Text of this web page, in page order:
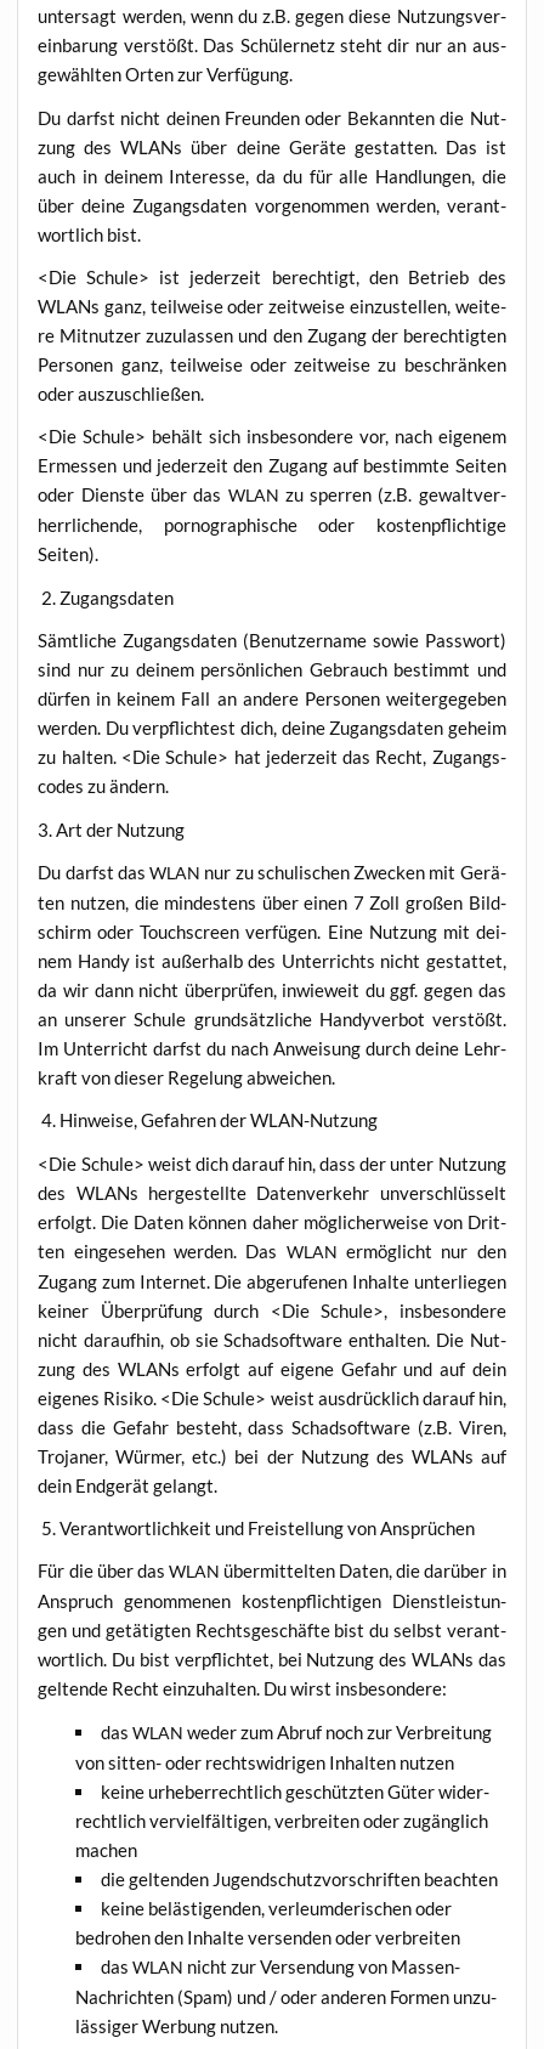
unter­sagt wer­den, wenn du z.B. gegen die­se Nut­zungs­ver­
ein­ba­rung ver­stößt. Das Schü­ler­netz steht dir nur an aus­
ge­wähl­ten Orten zur Verfügung.
Du darfst nicht dei­nen Freun­den oder Bekann­ten die Nut­
zung des WLANs über dei­ne Gerä­te gestat­ten. Das ist
auch in dei­nem Inter­es­se, da du für alle Hand­lun­gen, die
über dei­ne Zugangs­da­ten vor­ge­nom­men wer­den, ver­ant­
wort­lich bist.
<Die Schu­le> ist jeder­zeit berech­tigt, den Betrieb des
WLANs ganz, teil­wei­se oder zeit­wei­se ein­zu­stel­len, wei­te­
re Mit­nut­zer zuzu­las­sen und den Zugang der berech­tig­ten
Per­so­nen ganz, teil­wei­se oder zeit­wei­se zu beschrän­ken
oder auszuschließen.
<Die Schu­le> behält sich ins­be­son­de­re vor, nach eige­nem
Ermes­sen und jeder­zeit den Zugang auf bestimm­te Sei­ten
oder Diens­te über das WLAN zu sper­ren (z.B. gewalt­ver­
herr­li­chen­de, por­no­gra­phi­sche oder kos­ten­pflich­ti­ge
Seiten).
2. Zugangs­da­ten
Sämt­li­che Zugangs­da­ten (Benut­zer­na­me sowie Pass­wort)
sind nur zu dei­nem per­sön­li­chen Gebrauch bestimmt und
dür­fen in kei­nem Fall an ande­re Per­so­nen wei­ter­ge­ge­ben
wer­den. Du ver­pflich­test dich, dei­ne Zugangs­da­ten geheim
zu hal­ten. <Die Schu­le> hat jeder­zeit das Recht, Zugangs­
codes zu ändern.
3. Art der Nutzung
Du darfst dasWLAN nur zu schu­li­schen Zwe­cken mit Gerä­
ten nut­zen, die min­des­tens über einen 7 Zoll gro­ßen Bild­
schirm oder Touch­screen ver­fü­gen. Eine Nut­zung mit dei­
nem Han­dy ist außer­halb des Unter­richts nicht gestat­tet,
da wir dann nicht über­prü­fen, inwie­weit du ggf. gegen das
an unse­rer Schu­le grund­sätz­li­che Han­dy­ver­bot ver­stößt.
Im Unter­richt darfst du nach Anwei­sung durch dei­ne Lehr­
kraft von die­ser Rege­lung abweichen.
4. Hin­wei­se, Gefah­ren der WLAN-Nutzung
<Die Schu­le> weist dich dar­auf hin, dass der unter Nut­zung
des WLANs her­ge­stell­te Daten­ver­kehr unver­schlüs­selt
erfolgt. Die Daten kön­nen daher mög­li­cher­wei­se von Drit­
ten ein­ge­se­hen wer­den. Das WLAN ermög­licht nur den
Zugang zum Inter­net. Die abge­ru­fe­nen Inhal­te unter­lie­gen
kei­ner Über­prü­fung durch <Die Schu­le>, ins­be­son­de­re
nicht dar­auf­hin, ob sie Schad­soft­ware ent­hal­ten. Die Nut­
zung des WLANs erfolgt auf eige­ne Gefahr und auf dein
eige­nes Risi­ko. <Die Schu­le> weist aus­drück­lich dar­auf hin,
dass die Gefahr besteht, dass Schad­soft­ware (z.B. Viren,
Tro­ja­ner, Wür­mer, etc.) bei der Nut­zung des WLANs auf
dein End­ge­rät gelangt.
5. Ver­ant­wort­lich­keit und Frei­stel­lung von Ansprüchen
Für die über das WLAN über­mit­tel­ten Daten, die dar­über in
Anspruch genom­me­nen kos­ten­pflich­ti­gen Dienst­leis­tun­
gen und getä­tig­ten Rechts­ge­schäf­te bist du selbst ver­ant­
wort­lich. Du bist ver­pflich­tet, bei Nut­zung des WLANs das
gel­ten­de Recht ein­zu­hal­ten. Du wirst insbesondere:
das WLAN weder zum Abruf noch zur Ver­brei­tung
von sit­ten- oder rechts­wid­ri­gen Inhal­ten nutzen
kei­ne urhe­ber­recht­lich geschütz­ten Güter wider­
recht­lich ver­viel­fäl­ti­gen, ver­brei­ten oder zugäng­lich
machen
die gel­ten­den Jugend­schutz­vor­schrif­ten beachten
kei­ne beläs­ti­gen­den, ver­leum­de­ri­schen oder
bedro­hen den Inhal­te ver­sen­den oder verbreiten
das WLAN nicht zur Ver­sen­dung von Mas­sen-
Nach­rich­ten (Spam) und / oder ande­ren For­men unzu­
läs­si­ger Wer­bung nutzen.